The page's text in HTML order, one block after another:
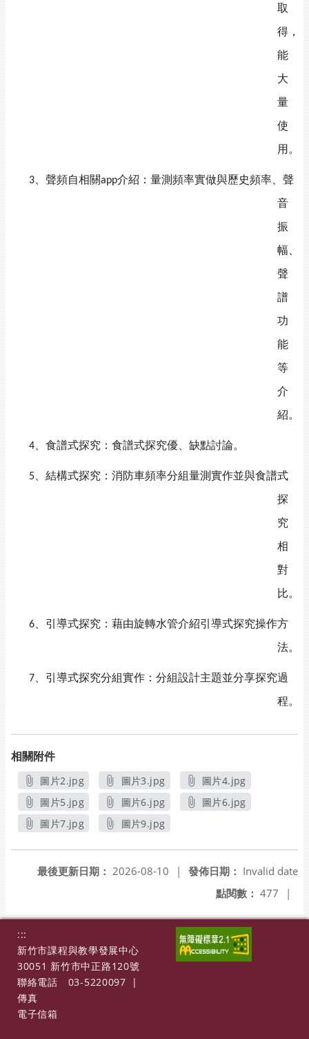
取
得，
能
大
量
使
用。
3 、聲頻自相關app介紹：量測頻率實做與歷史頻率、聲
音
振
幅、
聲
譜
功
能
等
介
紹。
4 、食譜式探究：食譜式探究優、缺點討論。
5 、結構式探究：消防車頻率分組量測實作並與食譜式
探
究
相
對
比。
6 、引導式探究：藉由旋轉水管介紹引導式探究操作方
法。
7 、引導式探究分組實作：分組設計主題並分享探究過
程。
相關附件
圖片2.jpg
另開新視窗
圖片3.jpg
另開新視窗
圖片4.jpg
另開新視窗
圖片5.jpg
另開新視窗
圖片6.jpg
另開新視窗
圖片6.jpg
圖片7.jpg
圖片9.jpg
發佈日期： Invalid date
最後更新日期： 2026-08-10
|
點閱數： 477 |
:::
新竹市課程與教學發展中心
30051 新竹市中正路120號
聯絡電話
03-5220097
|
傳真
電子信箱